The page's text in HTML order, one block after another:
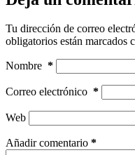
Tu dirección de correo
obligatorios están marcados
Nombre *
Correo electrónico *
Web
Añadir comentario *